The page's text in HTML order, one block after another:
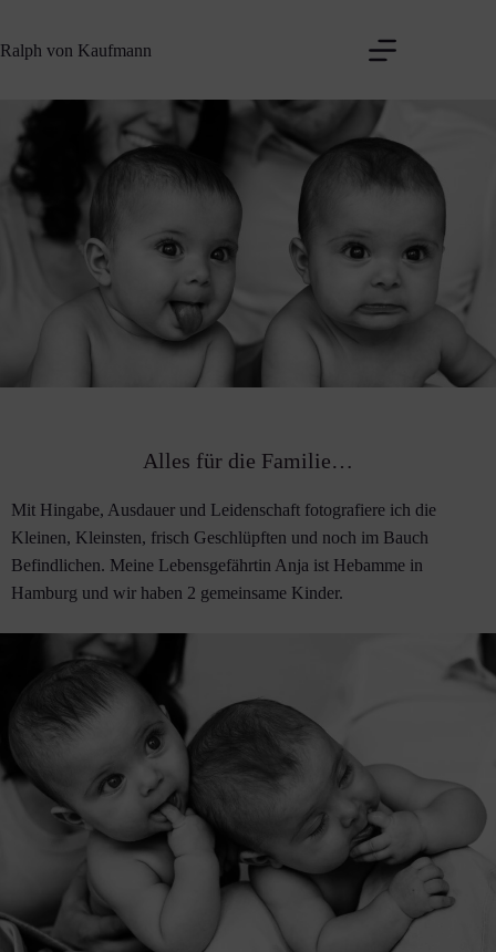
Inhalt
Ralph von Kaufmann
Alles für die Familie…
Mit Hingabe, Ausdauer und Leidenschaft fotografiere ich die
Kleinen, Kleinsten, frisch Geschlüpften und noch im Bauch
Befindlichen. Meine Lebensgefährtin Anja ist Hebamme in
Hamburg und wir haben 2 gemeinsame Kinder.